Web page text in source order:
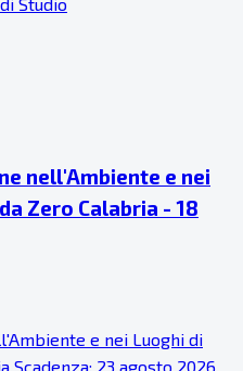
nell'Ambiente e nei
Zero Calabria - 18
e nei Luoghi di
Scadenza: 23 agosto 2026